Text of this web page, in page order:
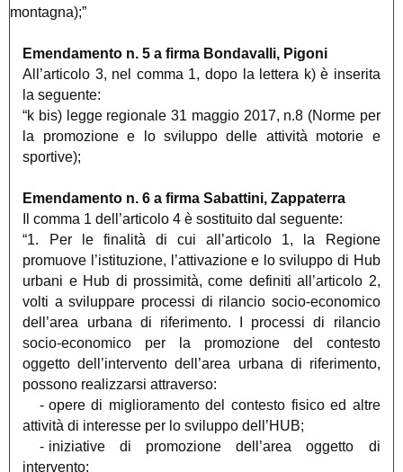
montagna);”
Emendamento n. 5 a firma Bondavalli, Pigoni
All’articolo 3, nel comma 1, dopo la lettera k) è inserita
la seguente:
“k bis) legge regionale 31 maggio 2017, n.8 (Norme per
la promozione e lo sviluppo delle attività motorie e
sportive);
Emendamento n. 6 a firma Sabattini, Zappaterra
Il comma 1 dell’articolo 4 è sostituito dal seguente:
“1. Per le finalità di cui all’articolo 1, la Regione
promuove l’istituzione, l’attivazione e lo sviluppo di Hub
urbani e Hub di prossimità, come definiti all’articolo 2,
volti a sviluppare processi di rilancio socio-economico
dell’area urbana di riferimento. I processi di rilancio
socio-economico per la promozione del contesto
oggetto dell’intervento dell’area urbana di riferimento,
possono realizzarsi attraverso:
- opere di miglioramento del contesto fisico ed altre
attività di interesse per lo sviluppo dell’HUB;
- iniziative di promozione dell’area oggetto di
intervento;